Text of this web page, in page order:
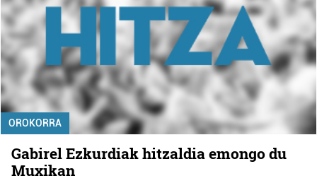
OROKORRA
Gabirel Ezkurdiak hitzaldia emongo du
Muxikan